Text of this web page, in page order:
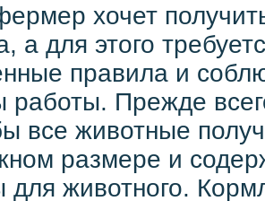
хочет
а для этого
правила и
работы. Прежде
все животные
размере и
для животного.